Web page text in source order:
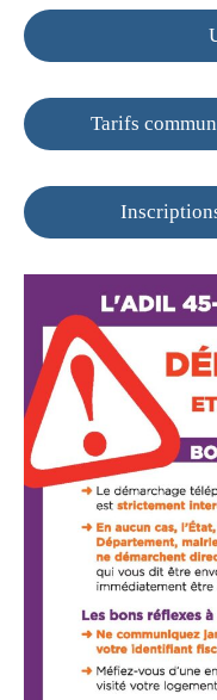
Tarifs